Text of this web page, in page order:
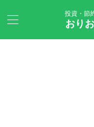
投資・節
おり